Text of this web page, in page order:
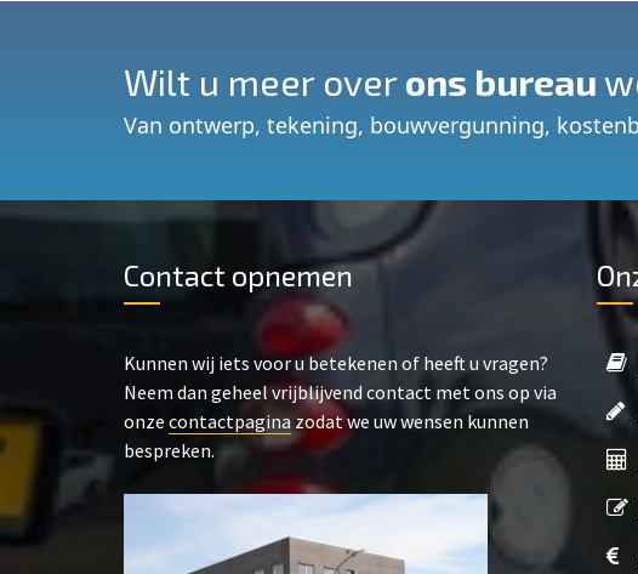
Wilt u meer overons bureau
Van ontwerp, tekening, bouwvergunning,
Contact opnemen
Kunnen wij iets voor u betekenen of heeft u vragen?
Neem dan geheel vrijblijvend contact met ons op via
onze contactpagina zodat we uw wensen kunnen
bespreken.